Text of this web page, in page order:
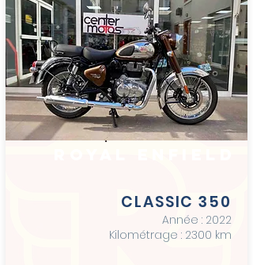
CLASSIC 350
Année : 2022
Kilométrage : 2300 km